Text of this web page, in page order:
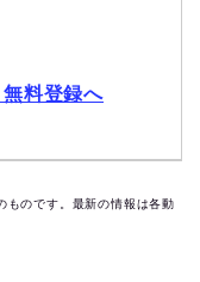
料登録へ
ものです。最新の情報は各動